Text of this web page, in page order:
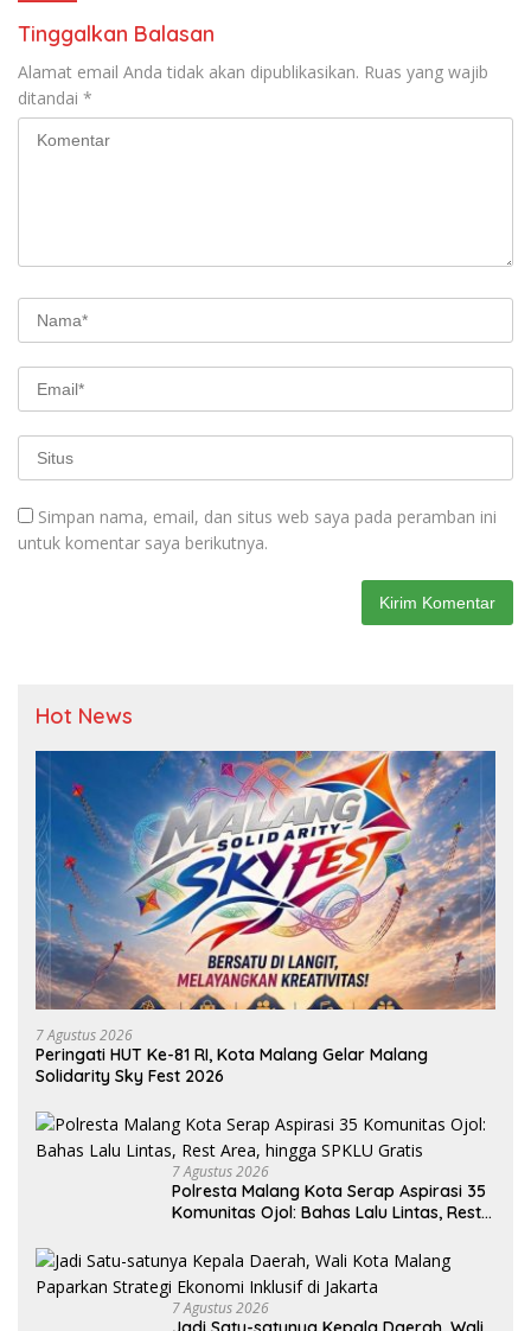
Tinggalkan Balasan
Alamat email Anda tidak akan dipublikasikan. Ruas yang wajib
ditandai *
Simpan nama, email, dan situs web saya pada peramban ini
untuk komentar saya berikutnya.
Hot News
7 Agustus 2026
Peringati HUT Ke-81 RI, Kota Malang Gelar Malang
Solidarity Sky Fest 2026
7 Agustus 2026
Polresta Malang Kota Serap Aspirasi 35
Komunitas Ojol: Bahas Lalu Lintas, Rest
7 Agustus 2026